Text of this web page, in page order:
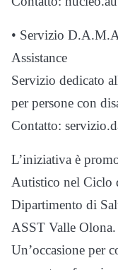
• Servizio
Assistance
Servizio dedicato
per persone con
Contatto:
L’iniziativa è
Autistico nel Ciclo
Dipartimento di
ASST Valle Olona.
Un’occasione per